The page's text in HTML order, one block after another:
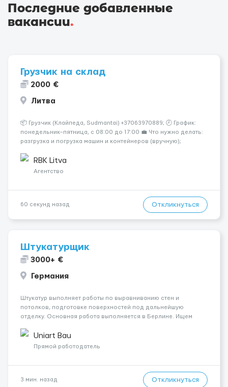
Последние добавленные
вакансии.
Грузчик на склад
2000 €
Литва
📦 Грузчик (Клайпеда, Sudmantai) +37063970889; 🕗 График:
понедельник–пятница, с 08:00 до 17:00 💼 Что нужно делать:
разгрузка и погрузка машин и контейнеров (вручную);
выполнение других поручений заведующего складом. ✅
Требования: ...
RBK Litva
Агентство
60 секунд назад Откликнуться
Штукатурщик
3000+ €
Германия
Штукатур выполняет работы по выравниванию стен и
потолков, подготовке поверхностей под дальнейшую
отделку. Основная работа выполняется в Берлине. Ищем
специалистов с подтверждённым опытом и портфолио.
Обязанности Подготовка оснований ...
Uniart Bau
Прямой работодатель
3 мин. назад Откликнуться